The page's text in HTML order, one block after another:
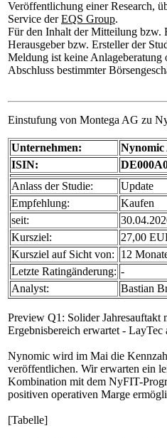
Veröffentlichung einer Research,
Service derEQS Group.
Für den Inhalt der Mitteilung bzw.
Herausgeber bzw. Ersteller der
Meldung ist keine
Abschluss bestimmter
Einstufung von Montega AG zu
Unternehmen:
Nynomic
ISIN:
Anlass der Studie:
Update
Empfehlung:
Kaufen
seit:
Kursziel:
27,00
Kursziel auf Sicht von:
12
Letzte Ratingänderung: -
Analyst:
Bastian
Preview Q1: Solider Jahresauftakt
Ergebnisbereich erwartet -
Nynomic wird im Mai die
veröffentlichen. Wir erwarten ein
Kombination mit dem NyFIT-
positiven operativen Marge
[Tabelle]